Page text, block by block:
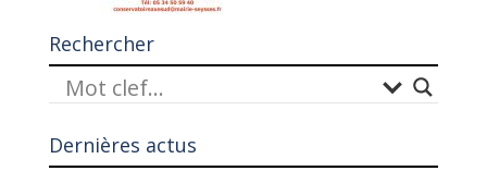
Rechercher
Dernières actus